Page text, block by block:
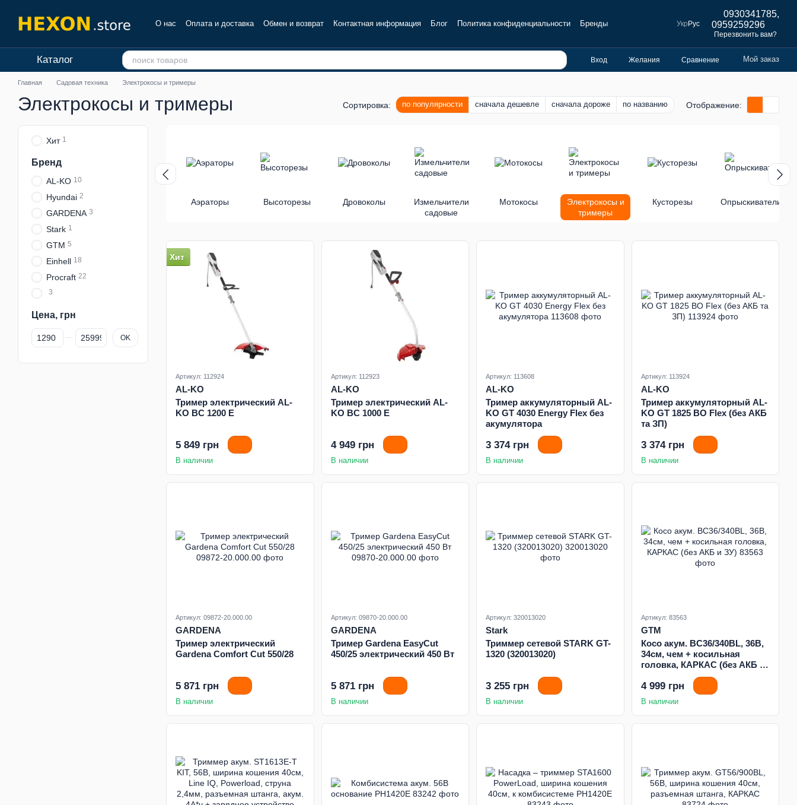
О нас Оплата и доставка Обмен и возврат Контактная информация Блог Политика конфиденциальности
Бренды
Укр Рус
0930341785,
0959259296
Перезвонить вам?
Каталог Вход Желания Сравнение Мой заказ
Главная Садовая техника Электрокосы и тримеры
Электрокосы и тримеры Сортировка: по популярности сначала дешевле сначала дороже по названию Отображение:
Аэраторы Высоторезы Дровоколы
Измельчители
садовые
Мотокосы
Электрокосы и
тримеры
Кусторезы Опрыскиватели
Хит
Артикул: 112924
AL-KO
Тример электрический AL-
KO BC 1200 E
5 849 грн
В наличии
Артикул: 112923
AL-KO
Тример электрический AL-
KO BC 1000 E
4 949 грн
В наличии
Артикул: 113608
AL-KO
Тример аккумуляторный AL-
KO GT 4030 Energy Flex без
акумулятора
3 374 грн
В наличии
Артикул: 113924
AL-KO
Тример аккумуляторный AL-
KO GT 1825 BO Flex (без АКБ
та ЗП)
3 374 грн
В наличии
Артикул: 09872-20.000.00
GARDENA
Тример электрический
Gardena Comfort Cut 550/28
5 871 грн
В наличии
Артикул: 09870-20.000.00
GARDENA
Тример Gardena EasyCut
450/25 электрический 450 Вт
5 871 грн
В наличии
Артикул: 320013020
Stark
Триммер сетевой STARK GT-
1320 (320013020)
3 255 грн
В наличии
Артикул: 83563
GTM
Косо акум. BC36/340BL, 36В,
34см, чем + косильная
головка, КАРКАС (без АКБ и
4 999 грн
В наличии
Хит 1
Бренд
AL-KO 10
Hyundai 2
GARDENA 3
Stark 1
GTM 5
Einhell 18
Procraft 22
3
Цена, грн
От Цена, грн
До Цена, грн OK